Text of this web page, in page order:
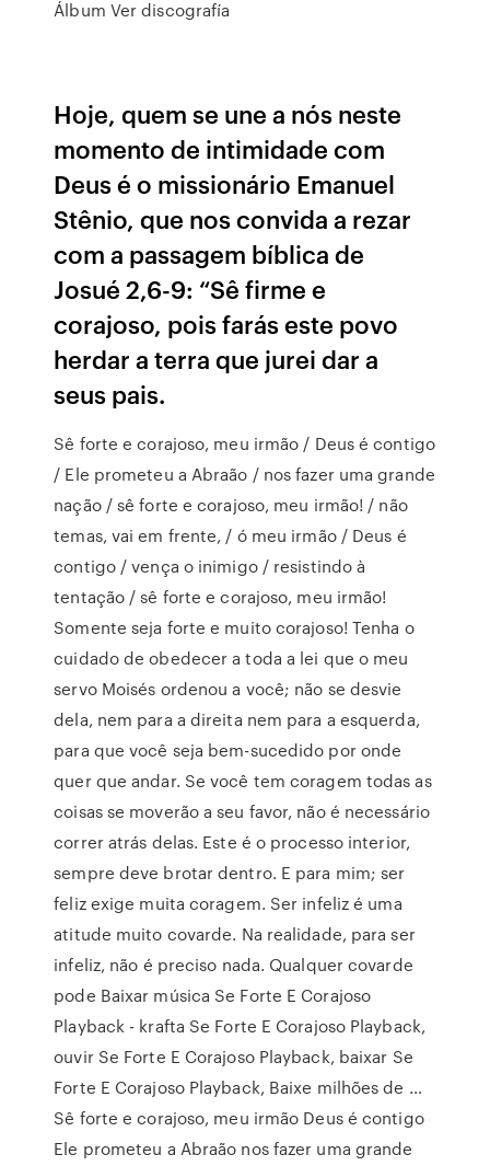
Álbum Ver discografía
Hoje, quem se une a nós neste
momento de intimidade com
Deus é o missionário Emanuel
Stênio, que nos convida a rezar
com a passagem bíblica de
Josué 2,6-9: “Sê firme e
corajoso, pois farás este povo
herdar a terra que jurei dar a
seus pais.
Sê forte e corajoso, meu irmão / Deus é contigo
/ Ele prometeu a Abraão / nos fazer uma grande
nação / sê forte e corajoso, meu irmão! / não
temas, vai em frente, / ó meu irmão / Deus é
contigo / vença o inimigo / resistindo à
tentação / sê forte e corajoso, meu irmão!
Somente seja forte e muito corajoso! Tenha o
cuidado de obedecer a toda a lei que o meu
servo Moisés ordenou a você; não se desvie
dela, nem para a direita nem para a esquerda,
para que você seja bem-sucedido por onde
quer que andar. Se você tem coragem todas as
coisas se moverão a seu favor, não é necessário
correr atrás delas. Este é o processo interior,
sempre deve brotar dentro. E para mim; ser
feliz exige muita coragem. Ser infeliz é uma
atitude muito covarde. Na realidade, para ser
infeliz, não é preciso nada. Qualquer covarde
pode Baixar música Se Forte E Corajoso
Playback - krafta Se Forte E Corajoso Playback,
ouvir Se Forte E Corajoso Playback, baixar Se
Forte E Corajoso Playback, Baixe milhões de …
Sê forte e corajoso, meu irmão Deus é contigo
Ele prometeu a Abraão nos fazer uma grande